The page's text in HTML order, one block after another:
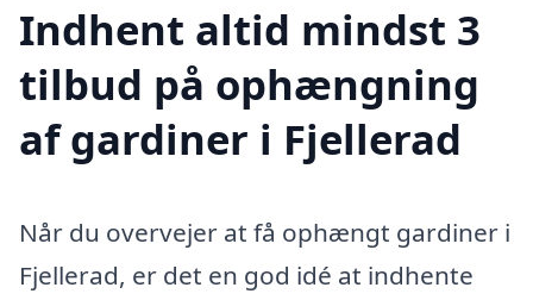
Indhent altid mindst 3
tilbud på ophængning
af gardiner i Fjellerad
Når du overvejer at få ophængt gardiner i
Fjellerad, er det en god idé at indhente